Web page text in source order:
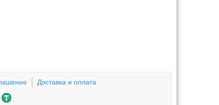
Доставка и оплата